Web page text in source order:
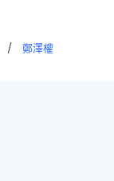
/ 鄭澤權